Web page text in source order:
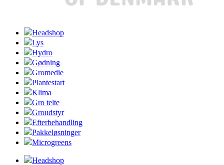
Headshop
Lys
Hydro
Gødning
Gromedie
Plantestart
Klima
Gro telte
Groudstyr
Efterbehandling
Pakkeløsninger
Microgreens
Headshop